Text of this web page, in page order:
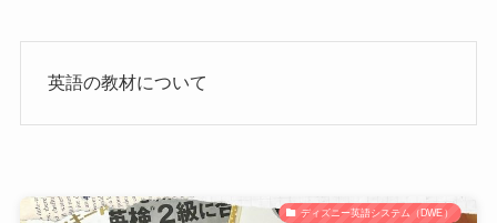
英語の教材について
ディズニー英語システム（DWE）